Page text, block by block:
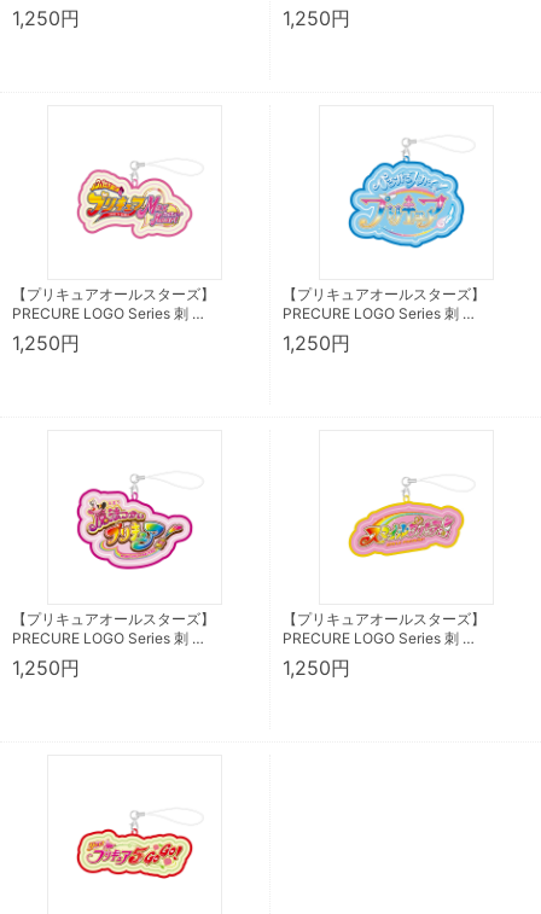
1,250円 1,250円
【プリキュアオールスターズ】
PRECURE LOGO Series 刺 …
1,250円
【プリキュアオールスターズ】
PRECURE LOGO Series 刺 …
1,250円
【プリキュアオールスターズ】
PRECURE LOGO Series 刺 …
1,250円
【プリキュアオールスターズ】
PRECURE LOGO Series 刺 …
1,250円